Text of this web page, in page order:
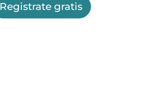
Registrate gratis